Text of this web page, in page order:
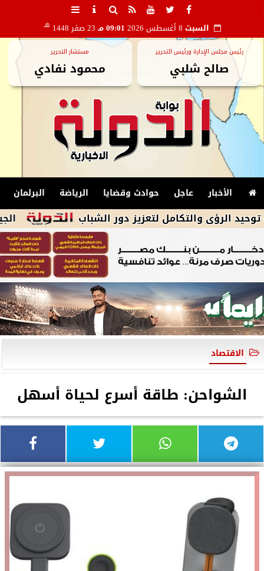
السبت 09:01 مـ 23 صفر 1448 هـ
رئيس مجلس الإدارة ورئيس التحرير
صالح شلبي
مستشار التحرير
محمود نفادي
الأخبار عاجل حوادث وقضايا الرياضة البرلمان
الجيش والتكامل لتعزيز دور الشباب
الاقتصاد
الشواحن: طاقة أسرع لحياة أسهل